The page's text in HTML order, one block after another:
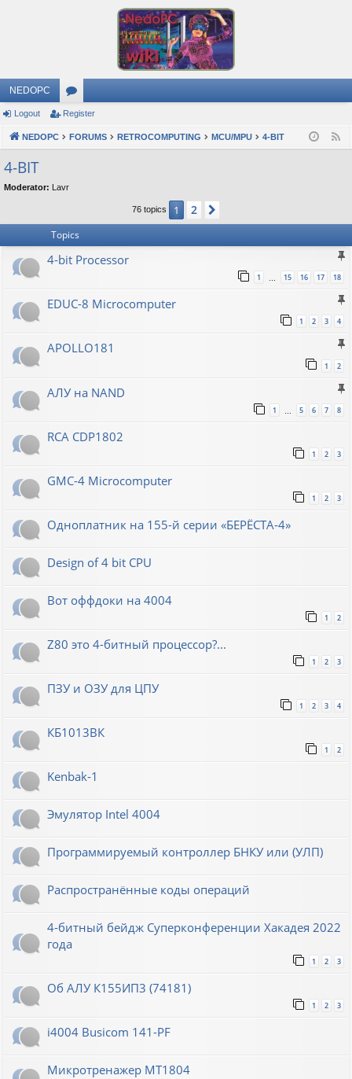
NEDOPC
or
u
s
Logout Register
NEDOPC FORUMS RETROCOMPUTING MCU/MPU 4-BIT
4-BIT
Moderator: Lavr
76 topics 1 2
Topics
4-bit Processor
1 … 15 16 17 18
EDUC-8 Microcomputer
1 2 3 4
APOLLO181
1 2
АЛУ на NAND
1 5 6 7 8
RCA CDP1802
1 2 3
GMC-4 Microcomputer
1 2 3
Одноплатник на 155-й серии «БЕРЁСТА-4»
Design of 4 bit CPU
Вот оффдоки на 4004
1 2
Z80 это 4-битный процессор?...
1 2 3
ПЗУ и ОЗУ для ЦПУ
1 2 3 4
КБ1013ВК
1 2
Kenbak-1
Эмулятор Intel 4004
Программируемый контроллер БНКУ или (УЛП)
Распространённые коды операций
4-битный бейдж Суперконференции Хакадея 2022
года
1 2 3
Об АЛУ К155ИП3 (74181)
1 2 3
i4004 Busicom 141-PF
Микротренажер МТ1804